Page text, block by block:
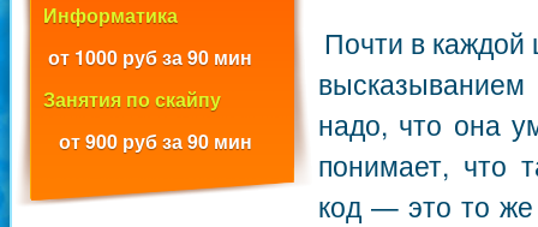
Информатика
от 1000 руб за 90 мин
Занятия по скайпу
от 900 руб за 90 мин
Почти в каждой
надо, что она
понимает, что
код — это то же